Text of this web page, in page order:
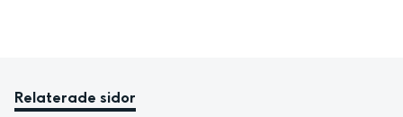
Relaterade sidor